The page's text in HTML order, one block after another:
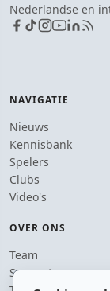
Nederlandse en
NAVIGATIE
Nieuws
Kennisbank
Spelers
Clubs
Video's
OVER ONS
Team
Supporters